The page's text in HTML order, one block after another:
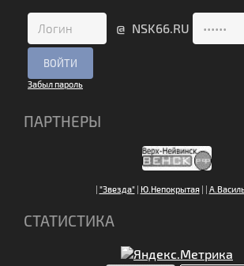
@ NSK66.RU
Забыл пароль
ПАРТНЕРЫ
| "Звезда"| Ю.Непокрытая| |
СТАТИСТИКА